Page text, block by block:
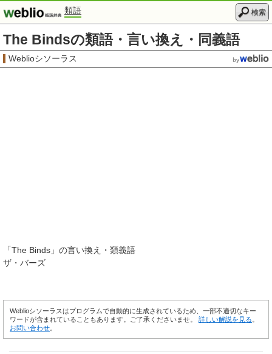
類語 検索
The Bindsの類語・言い換え・同義語
Weblioシソーラス
「The Binds 」の言い換え・類義語
ザ・バーズ
Weblioシソーラスはプログラムで自動的に生成されているため、一部不適切なキー
ワードが含まれていることもあります。ご了承くださいませ。 詳しい解説を見る
お問い合わせ